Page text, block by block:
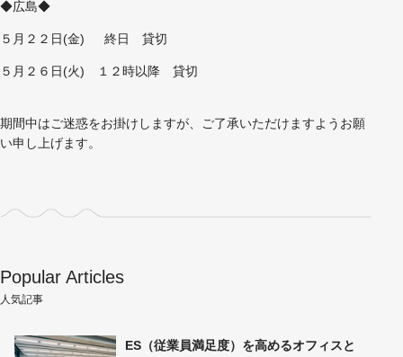
◆広島◆
５月２２日(金) 終日 貸切
５月２６日(火) １２時以降 貸切
期間中はご迷惑をお掛けしますが、ご了承いただけますようお願
い申し上げます。
Popular Articles
人気記事
ES（従業員満足度）を高めるオフィスと